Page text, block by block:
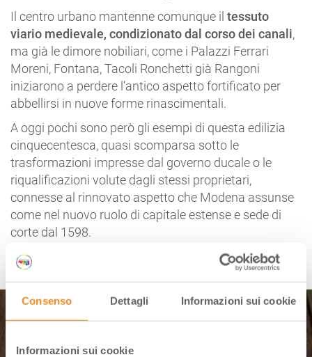
Consenso Dettagli Informazioni sui cookie
Informazioni sui cookie
Il centro urbano mantenne comunque il tessuto
viario medievale, condizionato dal corso dei canali,
ma già le dimore nobiliari, come i Palazzi Ferrari
Moreni, Fontana, Tacoli Ronchetti già Rangoni
iniziarono a perdere l’antico aspetto fortificato per
abbellirsi in nuove forme rinascimentali.
A oggi pochi sono però gli esempi di questa edilizia
cinquecentesca, quasi scomparsa sotto le
trasformazioni impresse dal governo ducale o le
riqualificazioni volute dagli stessi proprietari,
connesse al rinnovato aspetto che Modena assunse
come nel nuovo ruolo di capitale estense e sede di
corte dal 1598.
TERRA DEL SOLE